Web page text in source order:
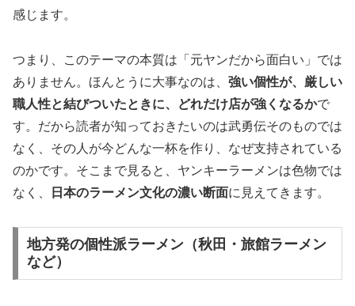
感じます。
つまり、このテーマの本質は「元ヤンだから面白い」では
ありません。ほんとうに大事なのは、 強い個性が、厳しい
職人性と結びついたときに、どれだけ店が強くなるかで
す。だから読者が知っておきたいのは武勇伝そのものでは
なく、その人が今どんな一杯を作り、なぜ支持されている
のかです。そこまで見ると、ヤンキーラーメンは色物では
なく、
日本のラーメン文化の濃い断面に見えてきます。
地方発の個性派ラーメン（秋田・旅館ラーメン
など）